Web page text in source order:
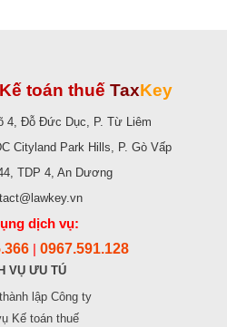
Kế toán thuế TaxKey
4, Đỗ Đức Dục, P. Từ Liêm
Cityland Park Hills, P. Gò Vấp
TDP 4, An Dương
dịch vụ:
0967.591.128
VỤ ƯU TÚ
lập Công ty
Kế toán thuế